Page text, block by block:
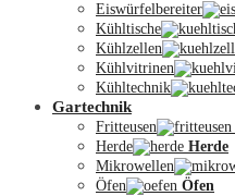
Eiswürfelbereiter
Kühltische
Kühlzellen
Kühlvitrinen
Kühltechnik
Gartechnik
Fritteusen
Herde
Herde
Mikrowellen
Öfen
Öfen